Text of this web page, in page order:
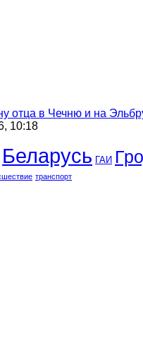
отца в Чечню и на
10:18
Беларусь ГАИ
транспорт